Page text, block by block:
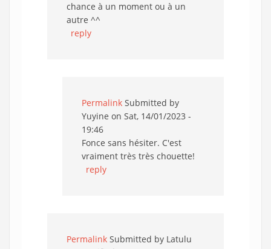
chance à un moment ou à un
autre ^^
reply
Permalink Submitted by
Yuyine on Sat, 14/01/2023 -
19:46
Fonce sans hésiter. C'est
vraiment très très chouette!
reply
Permalink Submitted by Latulu